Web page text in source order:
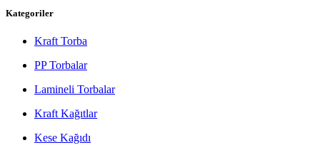
Kategoriler
Kraft Torba
PP Torbalar
Lamineli Torbalar
Kraft Kağıtlar
Kese Kağıdı